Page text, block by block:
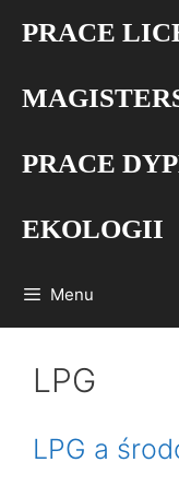
PRACE
PRACE
EKOLOGII
Menu
LPG
LPG a